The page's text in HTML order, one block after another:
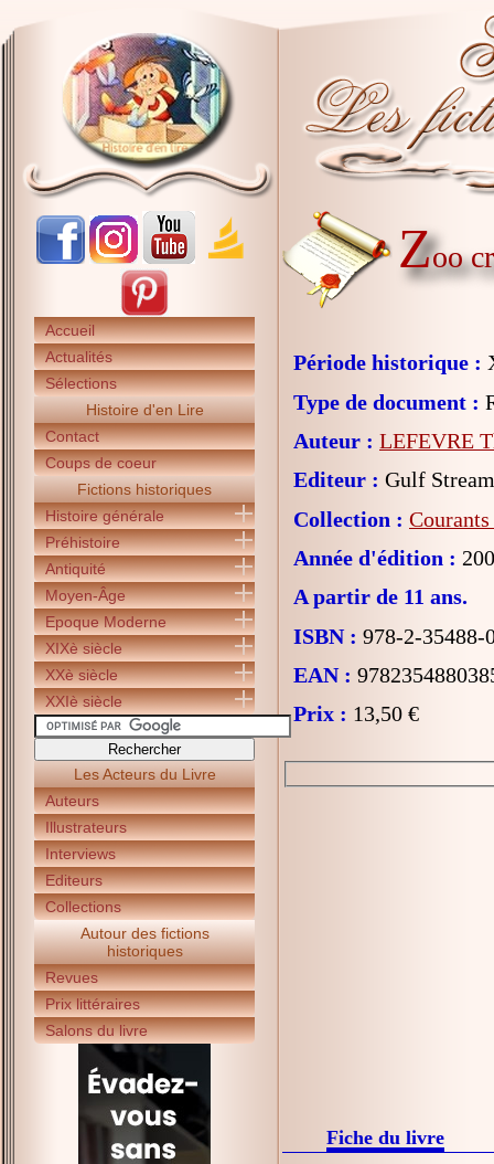
Accueil
Actualités
Sélections
Histoire d'en Lire
Contact
Coups de coeur
Fictions historiques
Histoire générale
Préhistoire
Antiquité
Moyen-Âge
Epoque Moderne
XIXè siècle
XXè siècle
XXIè siècle
Les Acteurs du Livre
Auteurs
Illustrateurs
Interviews
Editeurs
Collections
Autour des fictions
historiques
Revues
Prix littéraires
Salons du livre
Zoo
Période historique :
Type de document :
Auteur : LEFEVRE
Editeur : Gulf Stream
Collection :
Année d'édition :
A partir de 11 ans.
ISBN : 978-2-35488-
EAN :
Prix : 13,50 €
Fiche du livre